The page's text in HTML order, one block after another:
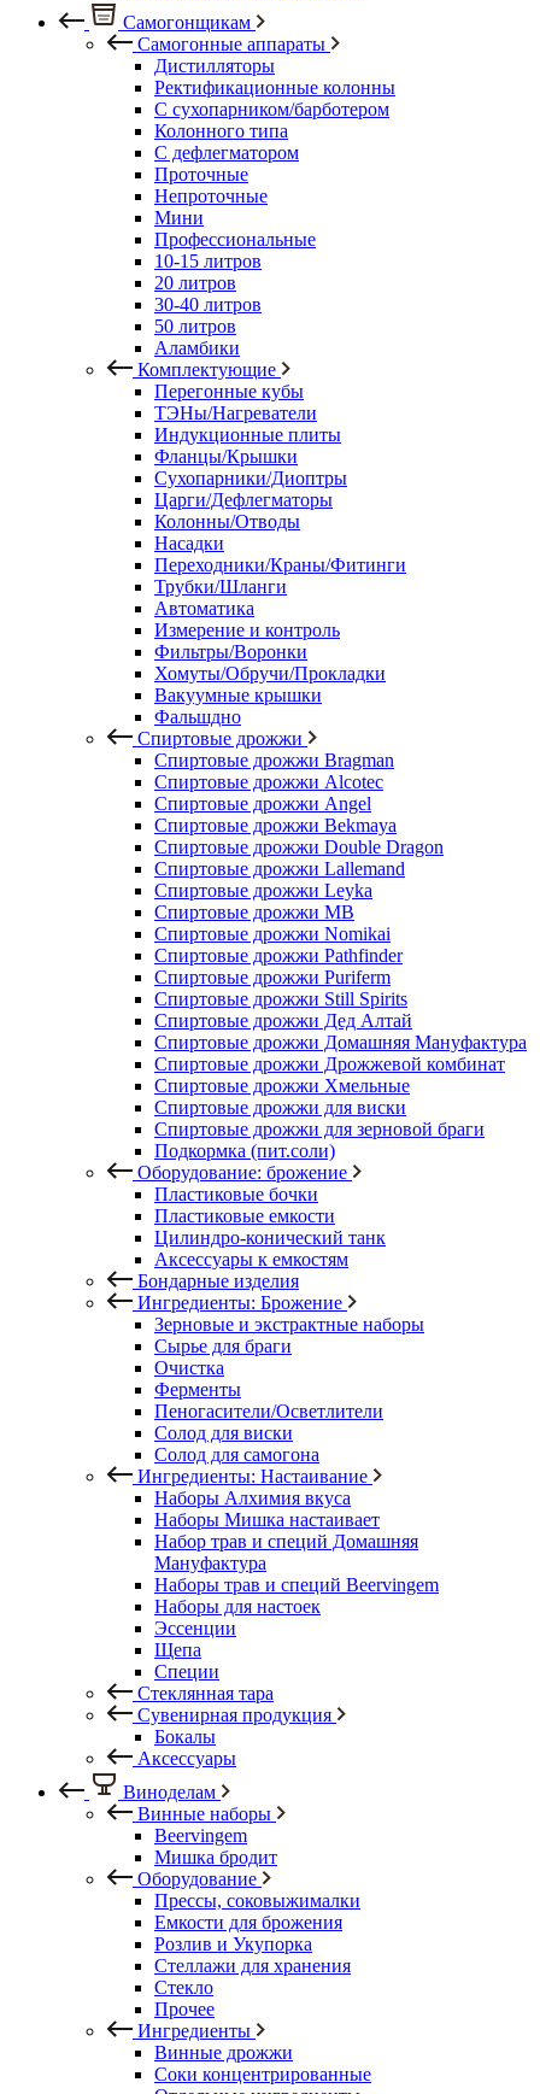
Самогонщикам
Самогонные аппараты
Дистилляторы
Ректификационные колонны
С сухопарником/барботером
Колонного типа
С дефлегматором
Проточные
Непроточные
Мини
Профессиональные
10-15 литров
20 литров
30-40 литров
50 литров
Аламбики
Комплектующие
Перегонные кубы
ТЭНы/Нагреватели
Индукционные плиты
Фланцы/Крышки
Сухопарники/Диоптры
Царги/Дефлегматоры
Колонны/Отводы
Насадки
Переходники/Краны/Фитинги
Трубки/Шланги
Автоматика
Измерение и контроль
Фильтры/Воронки
Хомуты/Обручи/Прокладки
Вакуумные крышки
Фальшдно
Спиртовые дрожжи
Спиртовые дрожжи Bragman
Спиртовые дрожжи Alcotec
Спиртовые дрожжи Angel
Спиртовые дрожжи Bekmaya
Спиртовые дрожжи Double Dragon
Спиртовые дрожжи Lallemand
Спиртовые дрожжи Leyka
Спиртовые дрожжи MB
Спиртовые дрожжи Nomikai
Спиртовые дрожжи Pathfinder
Спиртовые дрожжи Puriferm
Спиртовые дрожжи Still Spirits
Спиртовые дрожжи Дед Алтай
Спиртовые дрожжи Домашняя Мануфактура
Спиртовые дрожжи Дрожжевой комбинат
Спиртовые дрожжи Хмельные
Спиртовые дрожжи для виски
Спиртовые дрожжи для зерновой браги
Подкормка (пит.соли)
Оборудование: брожение
Пластиковые бочки
Пластиковые емкости
Цилиндро-конический танк
Аксессуары к емкостям
Бондарные изделия
Ингредиенты: Брожение
Зерновые и экстрактные наборы
Сырье для браги
Очистка
Ферменты
Пеногасители/Осветлители
Солод для виски
Солод для самогона
Ингредиенты: Настаивание
Наборы Алхимия вкуса
Наборы Мишка настаивает
Набор трав и специй Домашняя
Мануфактура
Наборы трав и специй Beervingem
Наборы для настоек
Эссенции
Щепа
Специи
Стеклянная тара
Сувенирная продукция
Бокалы
Аксессуары
Виноделам
Винные наборы
Beervingem
Мишка бродит
Оборудование
Прессы, соковыжималки
Емкости для брожения
Розлив и Укупорка
Стеллажи для хранения
Стекло
Прочее
Ингредиенты
Винные дрожжи
Соки концентрированные